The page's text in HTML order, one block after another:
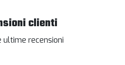
clienti
ultime recensioni